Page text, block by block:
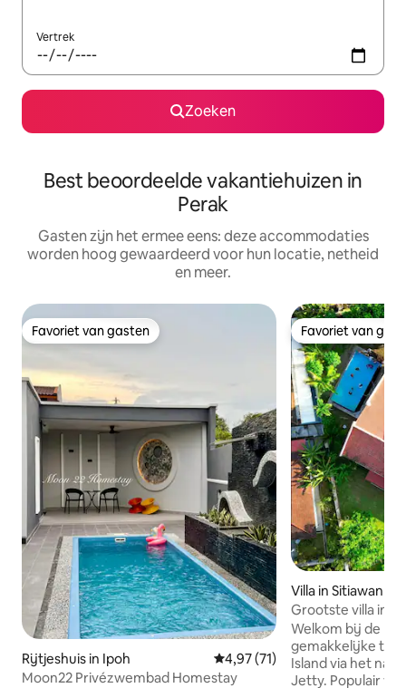
Vertrek
Zoeken
Best beoordeelde vakantiehuizen in
Perak
Gasten zijn het ermee eens: deze accommodaties
worden hoog gewaardeerd voor hun locatie, netheid
en meer.
Favoriet van gasten
Favoriet van gasten
Rijtjeshuis in Ipoh Gemiddelde beoordeling van
4,97 (71)
Moon22 Privézwembad Homestay
Favoriet van
Favoriet van
Villa in Sitiawan
Grootste villa in
Welkom bij de
gemakkelijke
Island via het
Jetty. Populair voor